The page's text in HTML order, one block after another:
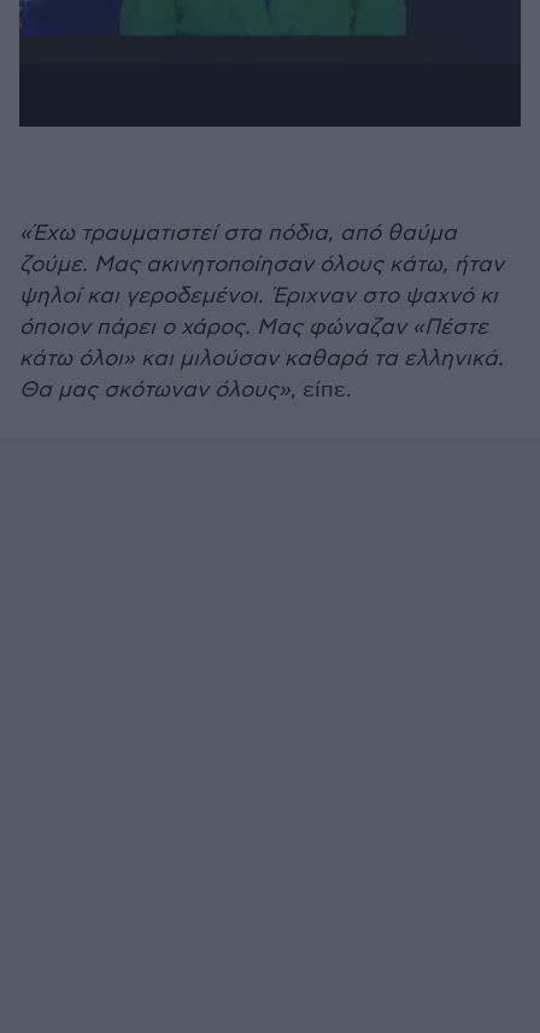
«Έχω τραυματιστεί στα πόδια, από θαύμα
ζούμε. Μας ακινητοποίησαν όλους κάτω, ήταν
ψηλοί και γεροδεμένοι. Έριχναν στο ψαχνό κι
όποιον πάρει ο χάρος. Μας φώναζαν «Πέστε
κάτω όλοι» και μιλούσαν καθαρά τα ελληνικά.
Θα μας σκότωναν όλους», είπε.